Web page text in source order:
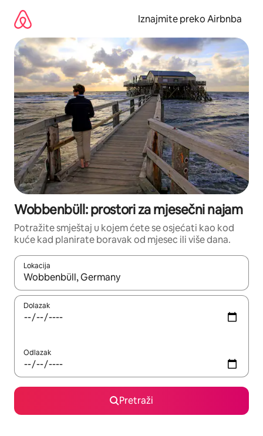
sadržaj
Iznajmite preko Airbnba
Wobbenbüll: prostori za mjesečni najam
Potražite smještaj u kojem ćete se osjećati kao kod
kuće kad planirate boravak od mjesec ili više dana.
Lokacija
Kada budu dostupni rezultati, moći ćete ih pregledati
Dolazak
Odlazak
Pretraži